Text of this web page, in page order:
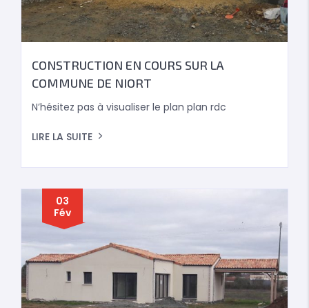
CONSTRUCTION EN COURS SUR LA
COMMUNE DE NIORT
N’hésitez pas à visualiser le plan plan rdc
LIRE LA SUITE
03
Fév